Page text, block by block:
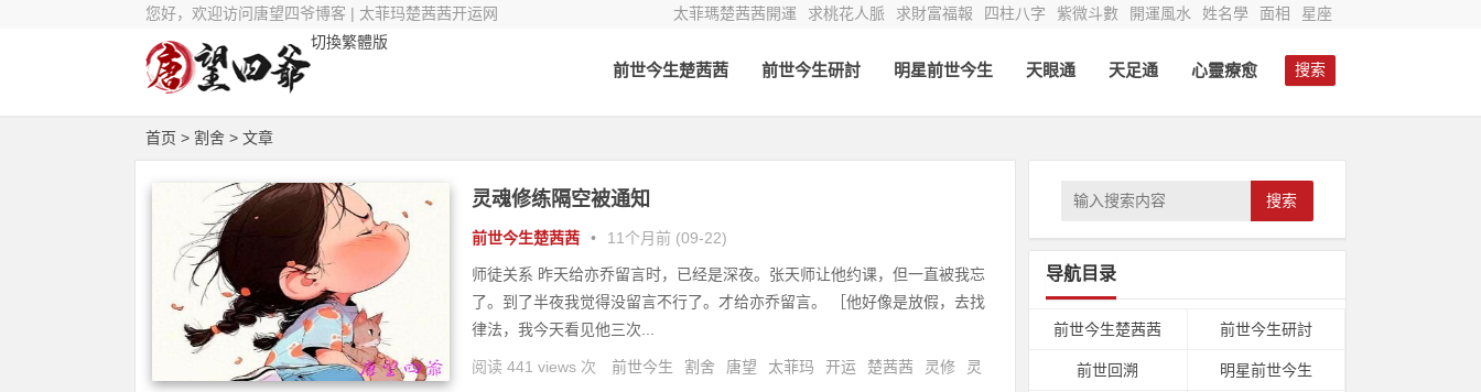
您好，欢迎访问唐望四爷博客 | 太菲玛楚茜茜开运网 太菲瑪楚茜茜開運 求桃花人脈 求財富福報 四柱八字 紫微斗數 開運風水 姓名學 面相
星座
切換繁體版
搜索
前世今生楚茜茜 前世今生研討 明星前世今生 天眼通 天足通 心靈療愈
首页 > 割舍 > 文章
灵魂修练隔空被通知
前世今生楚茜茜 • 11个月前 (09-22)
师徒关系 昨天给亦乔留言时，已经是深夜。张天师让他约课，但一直被我忘
了。到了半夜我觉得没留言不行了。才给亦乔留言。 ［他好像是放假，去找
律法，我今天看见他三次...
阅读 441 views 次 前世今生 割舍 唐望 太菲玛 开运 楚茜茜 灵修
灵
搜索
导航目录
前世今生楚茜茜 前世今生研討
前世回溯 明星前世今生